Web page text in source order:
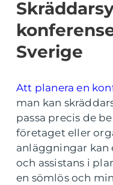
Sverige
Att planera en
man kan
passa precis de
företaget eller
anläggningar kan
och assistans i
en sömlös och